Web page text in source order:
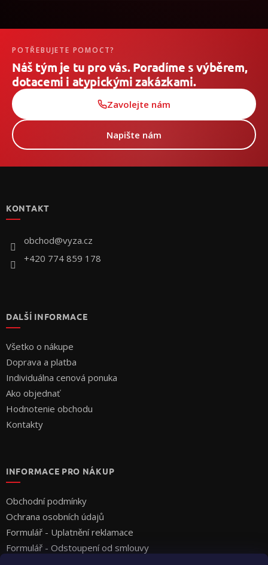
POTŘEBUJETE POMOCT?
Náš tým je tu pro vás. Poradíme s výběrem,
dotacemi i atypickými zakázkami.
Zavolejte nám
Napište nám
KONTAKT
obchod@vyza.cz
+420 774 859 178
DALŠÍ INFORMACE
Všetko o nákupe
Doprava a platba
Individuálna cenová ponuka
Ako objednať
Hodnotenie obchodu
Kontakty
INFORMACE PRO NÁKUP
Obchodní podmínky
Ochrana osobních údajů
Formulář - Uplatnění reklamace
Formulář - Odstoupení od smlouvy